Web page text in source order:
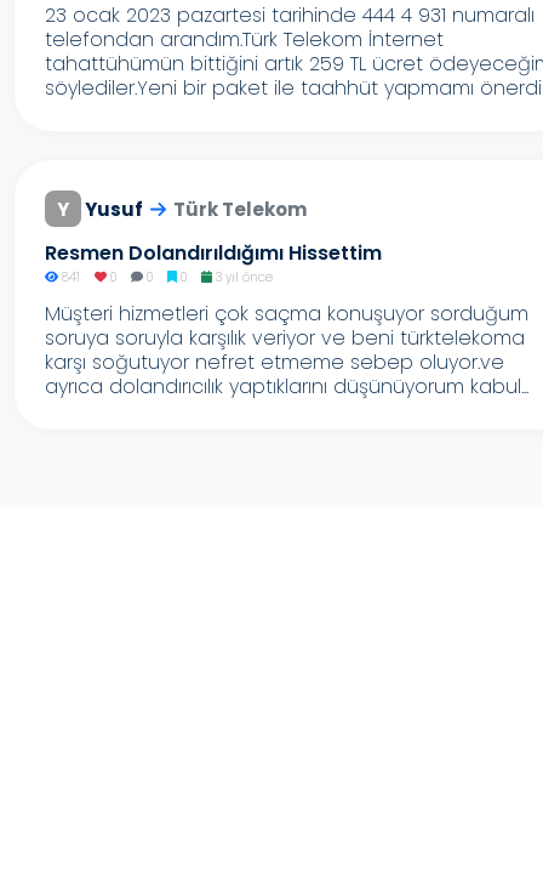
23 ocak 2023 pazartesi tarihinde 444 4 931 numaralı
telefondan arandım.Türk Telekom İnternet
tahattühümün bittiğini artık 259 TL ücret
söylediler.Yeni bir paket ile taahhüt yapmamı
Y Yusuf Türk Telekom
Resmen Dolandırıldığımı Hissettim
841 0 0 0 3 yıl önce
Müşteri hizmetleri çok saçma konuşuyor sorduğum
soruya soruyla karşılık veriyor ve beni türktelekoma
karşı soğutuyor nefret etmeme sebep oluyor.ve
ayrıca dolandırıcılık yaptıklarını düşünüyorum kabul...